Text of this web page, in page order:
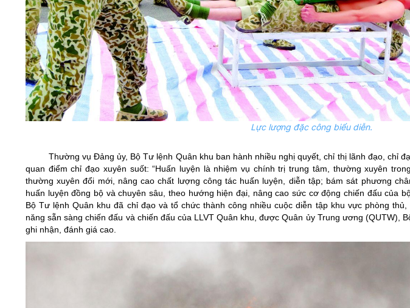
Lực lượng đặc công biểu diễn.
Thường vụ Đảng ủy, Bộ Tư lệnh Quân khu ban hành nhiều nghị quyết, chỉ thị lãnh đạo, chỉ
quan điểm chỉ đạo xuyên suốt: “Huấn luyện là nhiệm vụ chính trị trung tâm, thường xuyên
thường xuyên đổi mới, nâng cao chất lượng công tác huấn luyện, diễn tập; bám sát phương
huấn luyện đồng bộ và chuyên sâu, theo hướng hiện đại, nâng cao sức cơ động chiến đấu của
Bộ Tư lệnh Quân khu đã chỉ đạo và tổ chức thành công nhiều cuộc diễn tập khu vực phòng
năng sẵn sàng chiến đấu và chiến đấu của LLVT Quân khu, được Quân ủy Trung ương (QUTW),
ghi nhận, đánh giá cao.